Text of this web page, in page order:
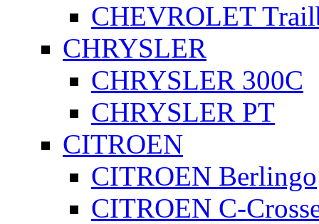
CHEVROLET
CHRYSLER
CHRYSLER 300C
CHRYSLER PT
CITROEN
CITROEN Berlingo
CITROEN C-